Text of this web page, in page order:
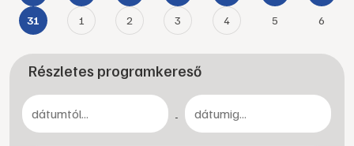
31 1 2 3 4 5 6
Részletes programkereső
-